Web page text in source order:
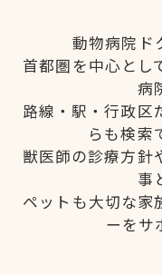
動物病院ド
首都圏を中心とし
病
路線・駅・行政区
らも検索
獣医師の診療方針
事
ペットも大切な家
ーをサ